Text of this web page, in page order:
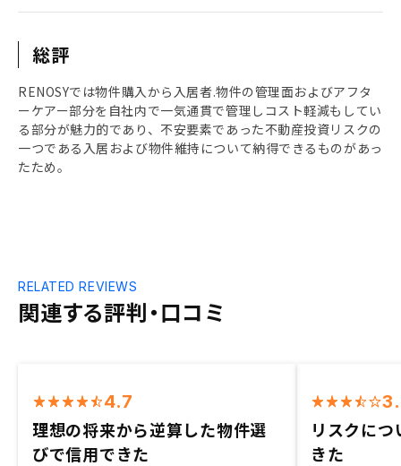
総評
RENOSYでは物件購入から入居者.物件の管理面およびアフタ
ーケアー部分を自社内で一気通貫で管理しコスト軽減もしてい
る部分が魅力的であり、不安要素であった不動産投資リスクの
一つである入居および物件維持について納得できるものがあっ
たため。
関連する評判・口コミ
RELATED REVIEWS
4.7
理想の将来から逆算した物件選
びで信用できた
リスクに
きた